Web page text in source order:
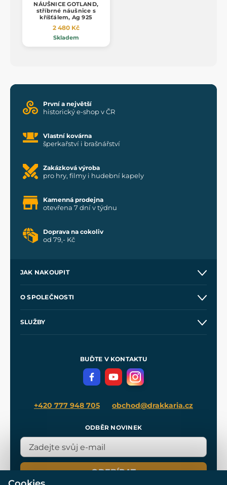
NÁUŠNICE GOTLAND,
stříbrné náušnice s
kříšťálem, Ag 925
2 480 Kč
Skladem
První a největší
historický e-shop v ČR
Vlastní kovárna
šperkařství i brašnářství
Zakázková výroba
pro hry, filmy i hudební kapely
Kamenná prodejna
otevřena 7 dní v týdnu
Doprava na cokoliv
od 79,- Kč
JAK NAKOUPIT
Velkoobchod
O SPOLEČNOSTI
SLUŽBY
Meče pro Kingdom Come
BUĎTE V KONTAKTU
+420 777 948 705 obchod@drakkaria.cz
ODBĚR NOVINEK
ODEBÍRAT